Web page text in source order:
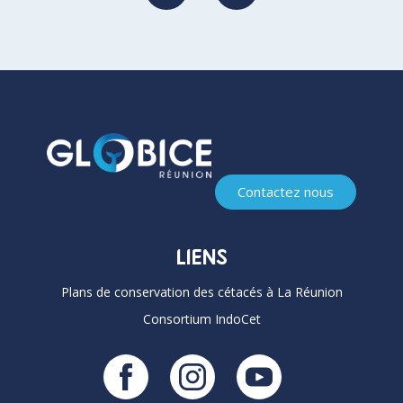
Contactez nous
LIENS
Plans de conservation des cétacés à La Réunion
Consortium IndoCet